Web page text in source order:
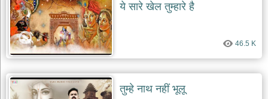
ये सारे खेल तुम्हारे है
46.5 K
तुम्हे नाथ नहीं भूलू